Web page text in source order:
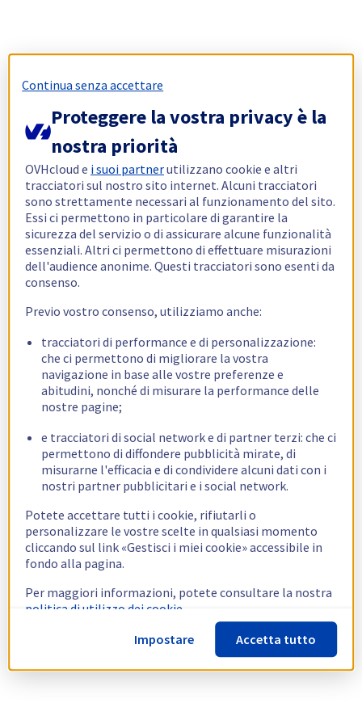
Continua senza accettare
Proteggere la vostra privacy è la
nostra priorità
OVHcloud e i suoi partnerutilizzano cookie e altri
tracciatori sul nostro sito internet. Alcuni tracciatori
sono strettamente necessari al funzionamento del sito.
Essi ci permettono in particolare di garantire la
sicurezza del servizio o di assicurare alcune funzionalità
essenziali. Altri ci permettono di effettuare misurazioni
dell'audience anonime. Questi tracciatori sono esenti da
consenso.
Previo vostro consenso, utilizziamo anche:
tracciatori di performance e di personalizzazione:
che ci permettono di migliorare la vostra
navigazione in base alle vostre preferenze e
abitudini, nonché di misurare la performance delle
nostre pagine;
e tracciatori di social network e di partner terzi: che ci
permettono di diffondere pubblicità mirate, di
misurarne l'efficacia e di condividere alcuni dati con i
nostri partner pubblicitari e i social network.
Potete accettare tutti i cookie, rifiutarli o
personalizzare le vostre scelte in qualsiasi momento
cliccando sul link «Gestisci i miei cookie» accessibile in
fondo alla pagina.
Per maggiori informazioni, potete consultare la nostra
politica di utilizzo dei cookie.
Impostare
Accetta tutto